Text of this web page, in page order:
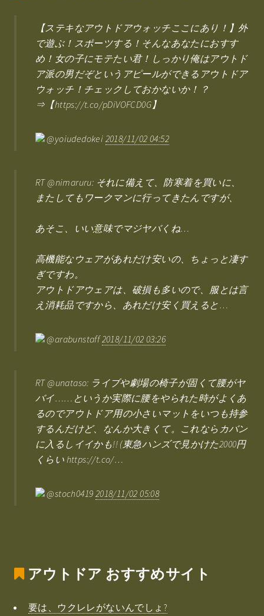
【ステキなアウトドアウォッチここにあり！】外
で遊ぶ！スポーツする！そんなあなたにおすす
め！女の子にモテたい君！しっかり俺はアウトド
ア派の男だぞというアピールができるアウトドア
ウォッチ！チェックしておかないか！？
⇒【https://t.co/pDiVOFCD0G】
@yoiudedokei 2018/11/02 04:52
RT @nimaruru: それに備えて、防寒着を買いに、
またしてもワークマンに行ってきたんですが、
あそこ、いい意味でマジヤバくね…
高機能なウェアがあれだけ安いの、ちょっと凄す
ぎですわ。
アウトドアウェアは、破損も多いので、服とは言
え消耗品ですから、あれだけ安く買えると…
@arabunstaff2018/11/02 03:26
RT @unataso: ライブや劇場の椅子が固くて腰がヤ
バイ……というか実際に腰をやられた時がよくあ
るのでアウトドア用の小さいマットをいつも持参
するんだけど、なんか大きくて。これならカバン
に入るしイイかも!! (東急ハンズで見かけた2000円
くらい https://t.co/…
@stoch0419 2018/11/02 05:08
アウトドア おすすめサイト
要は、ウクレレがないんでしょ?